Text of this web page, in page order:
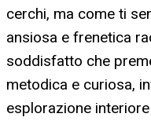
cerchi, ma come ti
ansiosa e frenetica
soddisfatto che
metodica e curiosa,
esplorazione